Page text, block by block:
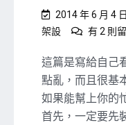
2014 年 6 月 4 日
架設
在
往
前
走
的
第
有 2 則
這篇是寫給自己
點亂，而且很基
如果能幫上你的
首先，一定要先